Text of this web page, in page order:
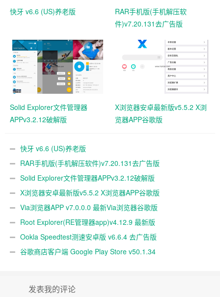
快牙 v6.6 (US)养老版
RAR手机版(手机解压软
件)v7.20.131去广告版
Solid Explorer文件管理器
APPv3.2.12破解版
X浏览器安卓最新版v5.5.2 X浏
览器APP谷歌版
快牙 v6.6 (US)养老版
RAR手机版(手机解压软件)v7.20.131去广告版
Solid Explorer文件管理器APPv3.2.12破解版
X浏览器安卓最新版v5.5.2 X浏览器APP谷歌版
Via浏览器APP v7.0.0.0 最新Via浏览器谷歌版
Root Explorer(RE管理器app)v4.12.9 最新版
Ookla Speedtest测速安卓版 v6.6.4 去广告版
谷歌商店客户端 Google Play Store v50.1.34
发表我的评论